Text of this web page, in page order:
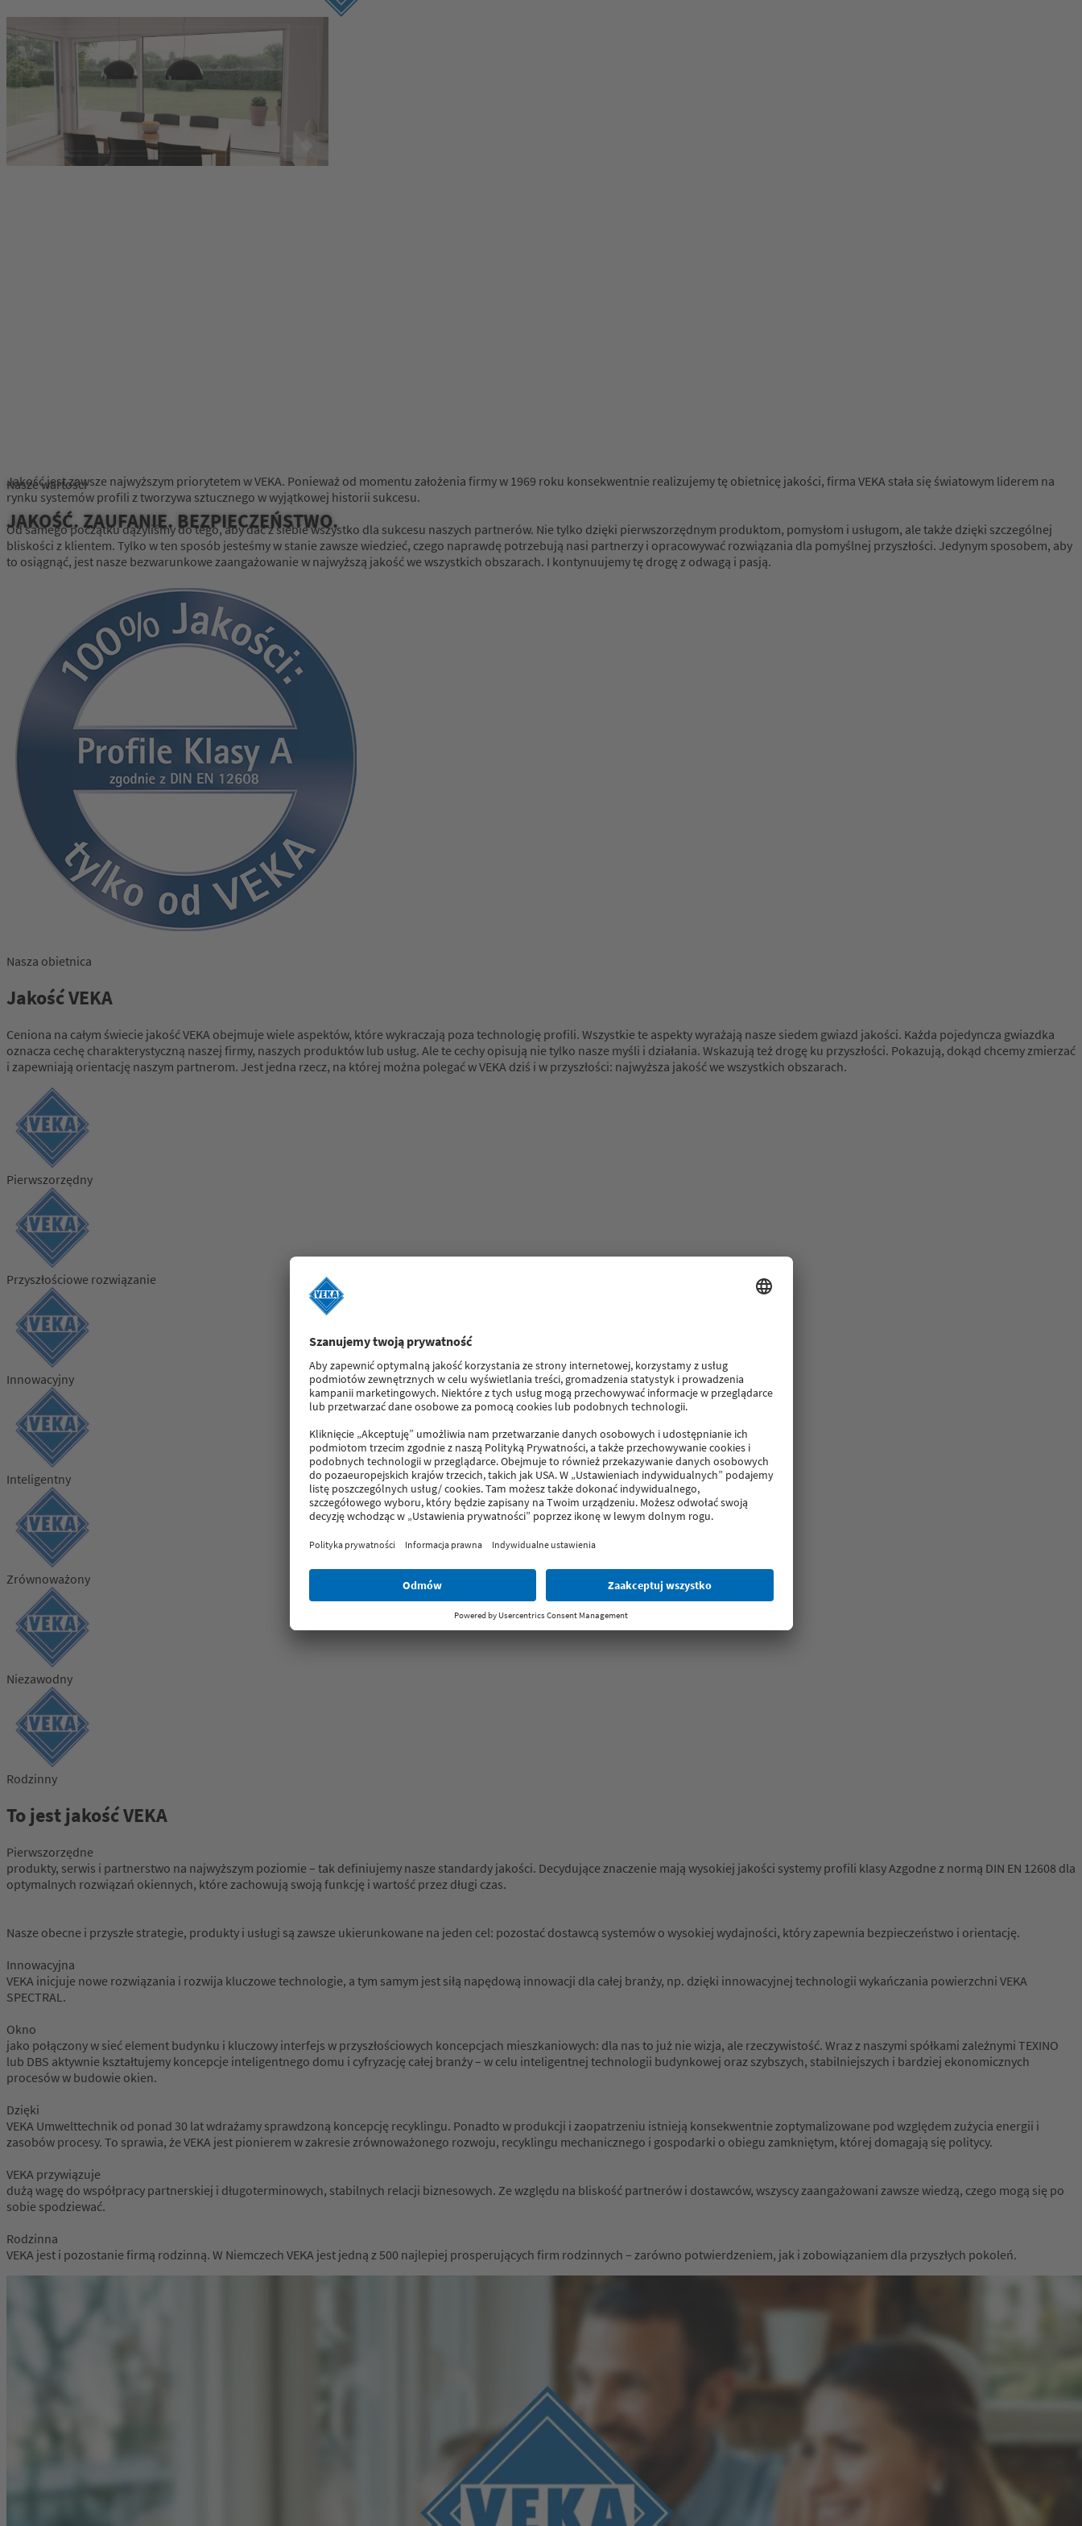
Nasze wartości
JAKOŚĆ. ZAUFANIE. BEZPIECZEŃSTWO.
Jakość jest zawsze najwyższym priorytetem w VEKA. Ponieważ od momentu założenia firmy w 1969 roku konsekwentnie realizujemy tę obietnicę jakości, firma VEKA stała się światowym liderem na
rynku systemów profili z tworzywa sztucznego w wyjątkowej historii sukcesu.
Od samego początku dążyliśmy do tego, aby dać z siebie wszystko dla sukcesu naszych partnerów. Nie tylko dzięki pierwszorzędnym produktom, pomysłom i usługom, ale także dzięki szczególnej
bliskości z klientem. Tylko w ten sposób jesteśmy w stanie zawsze wiedzieć, czego naprawdę potrzebują nasi partnerzy i opracowywać rozwiązania dla pomyślnej przyszłości. Jedynym sposobem, aby
to osiągnąć, jest nasze bezwarunkowe zaangażowanie w najwyższą jakość we wszystkich obszarach. I kontynuujemy tę drogę z odwagą i pasją.
Nasza obietnica
Jakość VEKA
Ceniona na całym świecie jakość VEKA obejmuje wiele aspektów, które wykraczają poza technologię profili. Wszystkie te aspekty wyrażają nasze siedem gwiazd jakości. Każda pojedyncza gwiazdka
oznacza cechę charakterystyczną naszej firmy, naszych produktów lub usług. Ale te cechy opisują nie tylko nasze myśli i działania. Wskazują też drogę ku przyszłości. Pokazują, dokąd chcemy zmierzać
i zapewniają orientację naszym partnerom. Jest jedna rzecz, na której można polegać w VEKA dziś i w przyszłości: najwyższa jakość we wszystkich obszarach.
Pierwszorzędny
Przyszłościowe rozwiązanie
Innowacyjny
Inteligentny
Zrównoważony
Niezawodny
Rodzinny
To jest jakość VEKA
Pierwszorzędne
produkty, serwis i partnerstwo na najwyższym poziomie – tak definiujemy nasze standardy jakości. Decydujące znaczenie mają wysokiej jakości systemy profili klasy Azgodne z normą DIN EN 12608 dla
optymalnych rozwiązań okiennych, które zachowują swoją funkcję i wartość przez długi czas.
Nasze obecne i przyszłe strategie, produkty i usługi są zawsze ukierunkowane na jeden cel: pozostać dostawcą systemów o wysokiej wydajności, który zapewnia bezpieczeństwo i orientację.
Innowacyjna
VEKA inicjuje nowe rozwiązania i rozwija kluczowe technologie, a tym samym jest siłą napędową innowacji dla całej branży, np. dzięki innowacyjnej technologii wykańczania powierzchni VEKA
SPECTRAL.
Okno
jako połączony w sieć element budynku i kluczowy interfejs w przyszłościowych koncepcjach mieszkaniowych: dla nas to już nie wizja, ale rzeczywistość. Wraz z naszymi spółkami zależnymi TEXINO
lub DBS aktywnie kształtujemy koncepcje inteligentnego domu i cyfryzację całej branży – w celu inteligentnej technologii budynkowej oraz szybszych, stabilniejszych i bardziej ekonomicznych
procesów w budowie okien.
Dzięki
VEKA Umwelttechnik od ponad 30 lat wdrażamy sprawdzoną koncepcję recyklingu. Ponadto w produkcji i zaopatrzeniu istnieją konsekwentnie zoptymalizowane pod względem zużycia energii i
zasobów procesy. To sprawia, że VEKA jest pionierem w zakresie zrównoważonego rozwoju, recyklingu mechanicznego i gospodarki o obiegu zamkniętym, której domagają się politycy.
VEKA przywiązuje
dużą wagę do współpracy partnerskiej i długoterminowych, stabilnych relacji biznesowych. Ze względu na bliskość partnerów i dostawców, wszyscy zaangażowani zawsze wiedzą, czego mogą się po
sobie spodziewać.
Rodzinna
VEKA jest i pozostanie firmą rodzinną. W Niemczech VEKA jest jedną z 500 najlepiej prosperujących firm rodzinnych – zarówno potwierdzeniem, jak i zobowiązaniem dla przyszłych pokoleń.